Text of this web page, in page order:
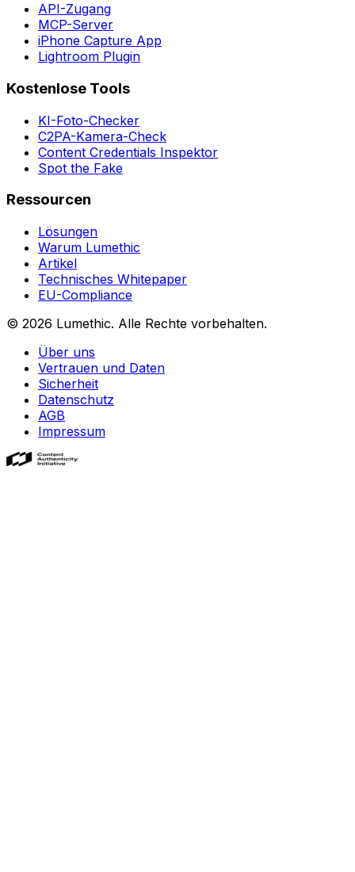
API-Zugang
MCP-Server
iPhone Capture App
Lightroom Plugin
Kostenlose Tools
KI-Foto-Checker
C2PA-Kamera-Check
Content Credentials Inspektor
Spot the Fake
Ressourcen
Lösungen
Warum Lumethic
Artikel
Technisches Whitepaper
EU-Compliance
© 2026 Lumethic. Alle Rechte vorbehalten.
Über uns
Vertrauen und Daten
Sicherheit
Datenschutz
AGB
Impressum